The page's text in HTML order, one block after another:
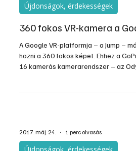
Újdonságok, érdekességek
360 fokos VR-kamera a
A Google VR-platformja – a Jump –
hozni a 360 fokos képet. Ehhez a
16 kamerás kamerarendszer – az
2017. máj. 24. 1 perc olvasás